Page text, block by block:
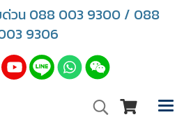
ด่วน 088 003 9300 / 088
9306